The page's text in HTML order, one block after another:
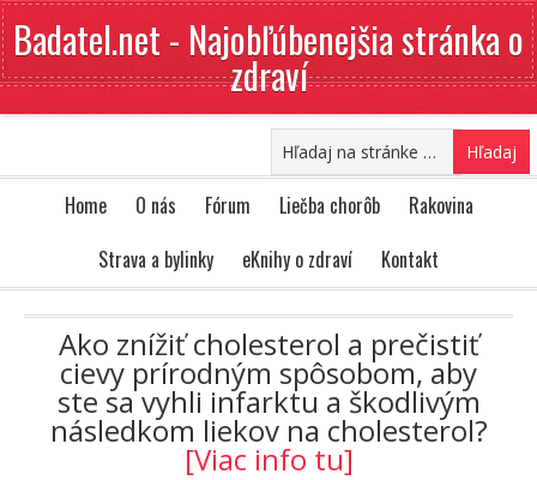
Badatel.net - Najobľúbenejšia stránka o
zdraví
Home O nás Fórum Liečba chorôb
Rakovina
Strava a bylinky
eKnihy o zdraví Kontakt
Ako znížiť cholesterol a prečistiť
cievy prírodným spôsobom, aby
ste sa vyhli infarktu a škodlivým
následkom liekov na cholesterol?
[Viac info tu]